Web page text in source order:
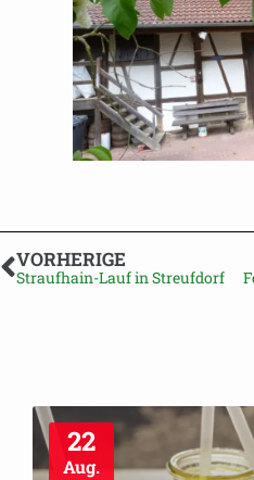
VORHERIGE
Straufhain-Lauf in Streufdorf
22
Aug.